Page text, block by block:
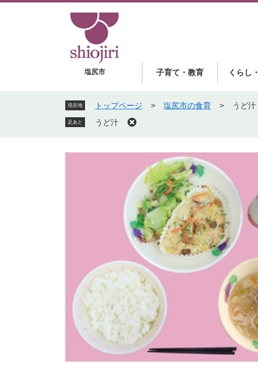
塩尻市 子育て・教育 くらし
現在地 トップページ > 塩尻市の食育 > うど汁
足あと うど汁